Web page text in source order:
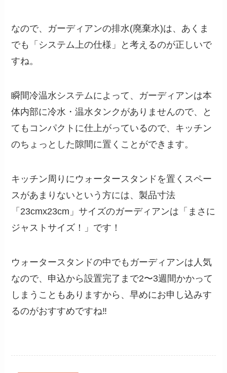
なので、ガーディアンの排水(廃棄水)は、あくま
でも「システム上の仕様」と考えるのが正しいで
すね。
瞬間冷温水システムによって、ガーディアンは本
体内部に冷水・温水タンクがありませんので、と
てもコンパクトに仕上がっているので、キッチン
のちょっとした隙間に置くことができます。
キッチン周りにウォータースタンドを置くスペー
スがあまりないという方には、製品寸法
「23cmx23cm」サイズのガーディアンは「まさに
ジャストサイズ！」です！
ウォータースタンドの中でもガーディアンは人気
なので、申込から設置完了まで2〜3週間かかって
しまうこともありますから、早めにお申し込みす
るのがおすすめですね‼︎